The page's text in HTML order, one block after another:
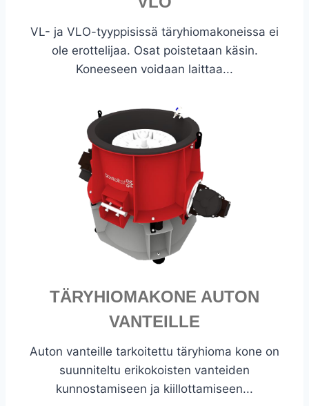
VL- ja VLO-tyyppisissä täryhiomakoneissa ei
ole erottelijaa. Osat poistetaan käsin.
Koneeseen voidaan laittaa...
TÄRYHIOMAKONE AUTON
VANTEILLE
Auton vanteille tarkoitettu täryhioma kone on
suunniteltu erikokoisten vanteiden
kunnostamiseen ja kiillottamiseen...